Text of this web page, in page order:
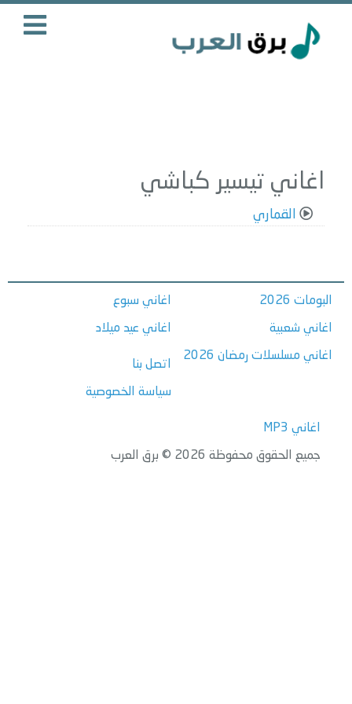
اغاني تيسير كباشي
القماري
البومات 2026
اغاني شعبية
اغاني مسلسلات رمضان 2026
اغاني سبوع
اغاني عيد ميلاد
اتصل بنا
سياسة الخصوصية
اغاني MP3
جميع الحقوق محفوظة 2026 © برق العرب